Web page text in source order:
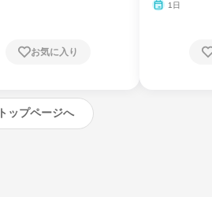
お気に入り
1日
トップページへ